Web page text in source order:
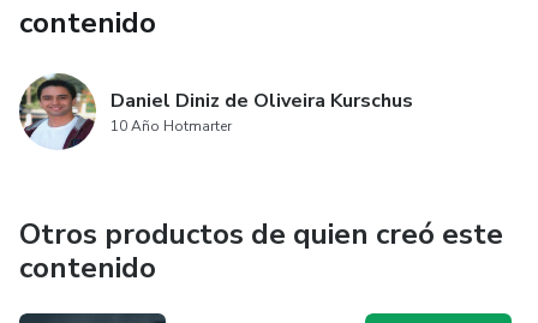
contenido
Daniel Diniz de Oliveira Kurschus
10 Año Hotmarter
Otros productos de quien creó este
contenido